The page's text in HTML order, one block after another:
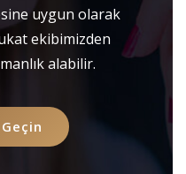
uygun olarak
ekibimizden
alabilir.